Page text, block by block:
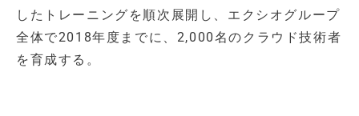
したトレーニングを順次展開し、エクシオグループ
全体で2018年度までに、2,000名のクラウド技術者
を育成する。